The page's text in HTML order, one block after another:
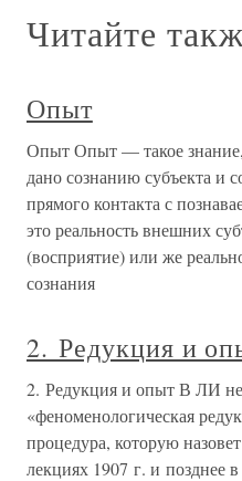
Читайте
Опыт
Опыт Опыт — такое знание,
дано сознанию субъекта и
прямого контакта с
это реальность внешних
(восприятие) или же
сознания
2. Редукция и
2. Редукция и опыт В ЛИ
«феноменологическая
процедура, которую
лекциях 1907 г. и позднее в